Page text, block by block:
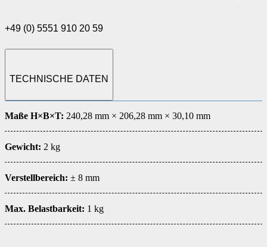
+49 (0) 5551 910 20 59
TECHNISCHE DATEN
Maße H×B×T: 240,28 mm × 206,28 mm × 30,10 mm
Gewicht: 2 kg
Verstellbereich: ± 8 mm
Max. Belastbarkeit: 1 kg